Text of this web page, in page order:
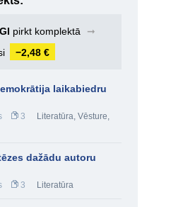
pirkt komplektā
➞
−2,48 €
laikabiedru
3 Literatūra, Vēsture,
dažādu autoru
3 Literatūra